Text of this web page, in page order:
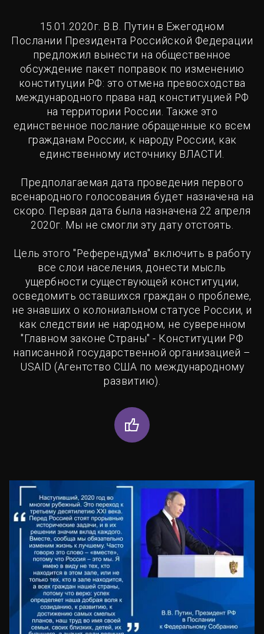
15.01.2020г. В.В. Путин в Ежегодном
Послании Президента Российской Федерации
предложил вынести на общественное
обсуждение пакет поправок по изменению
конституции РФ: это отмена превосходства
международного права над конституцией РФ
на территории России. Также это
единственное послание обращенные ко всем
гражданам России, к народу России, как
единственному источнику ВЛАСТИ.
Предполагаемая дата проведения первого
всенародного голосования будет назначена на
скоро. Первая дата была назначена 22 апреля
2020г. Мы не смогли эту дату отстоять.
Цель этого "Референдума" включить в работу
все слои населения, донести мысль
ущербности существующей конституции,
осведомить оставшихся граждан о проблеме,
не знавших о колониальном статусе России, и
как следствии не народном, не суверенном
"Главном законе Страны" - Конституции РФ
написанной государственной организацией –
USAID (Агентство США по международному
развитию).